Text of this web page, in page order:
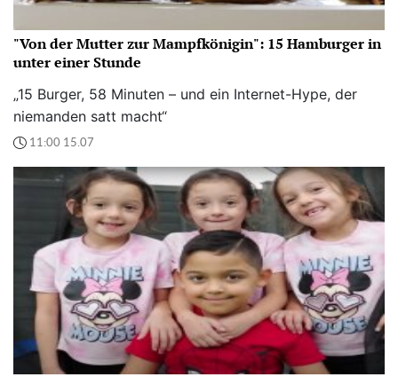
"Von der Mutter zur Mampfkönigin": 15 Hamburger in
unter einer Stunde
„15 Burger, 58 Minuten – und ein Internet-Hype, der
niemanden satt macht“
11:00 15.07